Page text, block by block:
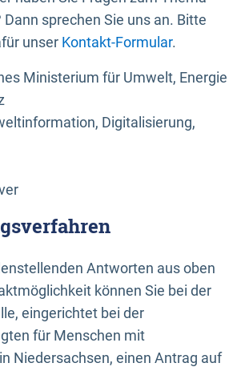
sprechen Sie uns an. Bitte
unser Kontakt-Formular.
Ministerium für Umwelt, Energie
Digitalisierung,
Antworten aus oben
können Sie bei der
eingerichtet bei der
für Menschen mit
Niedersachsen, einen Antrag auf